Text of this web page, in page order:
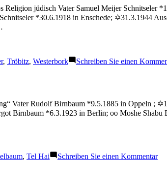
jüdisch Vater Samuel Meijer Schnitseler
*30.6.1918 in Enschede; ✡31.3.1944
, Tröbitz, Westerbork Schreiben Sie einen
Vater Rudolf Birnbaum *9.5.1885 in Oppeln ;
Birnbaum *6.3.1923 in Berlin; oo Moshe Shabu
, Tel Hai Schreiben Sie einen Kommentarzu